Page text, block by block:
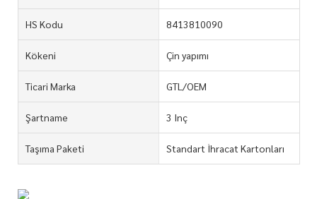
HS Kodu 8413810090
Kökeni Çin yapımı
Ticari Marka GTL/OEM
Şartname 3 Inç
Taşıma Paketi Standart İhracat Kartonları